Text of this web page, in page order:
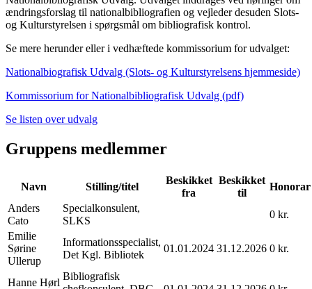
ændringsforslag til nationalbibliografien og vejleder desuden Slots-
og Kulturstyrelsen i spørgsmål om bibliografisk kontrol.
Se mere herunder eller i vedhæftede kommissorium for udvalget:
Nationalbiografisk Udvalg (Slots- og Kulturstyrelsens hjemmeside)
Kommissorium for Nationalbibliografisk Udvalg (pdf)
Se listen over udvalg
Gruppens medlemmer
Navn Stilling/titel
Beskikket
fra
Beskikket
til
Honorar
Anders
Cato
Specialkonsulent,
SLKS
0 kr.
Emilie
Sørine
Ullerup
Informationsspecialist,
Det Kgl. Bibliotek
01.01.2024 31.12.2026 0 kr.
Hanne Hørl
Bibliografisk